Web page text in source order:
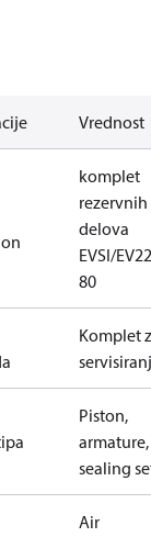
Vrednost
komplet
rezervnih
delova
EVSI/
80
Komplet
Piston,
armature,
sealing
Air